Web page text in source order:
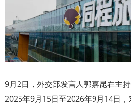
9月2日，外交部发言人郭嘉昆在主
2025年9月15日至2026年9月14日